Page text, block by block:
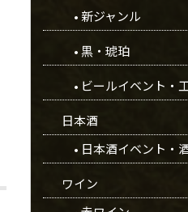
• 新ジャンル
• 黒・琥珀
• ビールイベント・
日本酒
• 日本酒イベント・
ワイン